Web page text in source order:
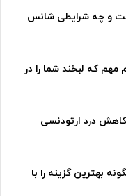
است و چه شرایطی شانس
که لبخند شما را در
کاهش درد ارتودنسی
بهترین گزینه را با